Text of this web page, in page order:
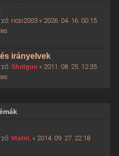
ricsi2003« 2026. 04. 16. 00:15
irányelvek
Shotgun « 2011. 08. 25. 12:35
MateL« 2014. 09. 27. 22:18